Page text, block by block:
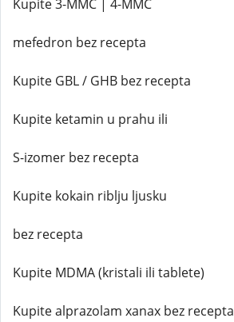
Kupite 3-MMC | 4-MMC
mefedron bez recepta
Kupite GBL / GHB bez recepta
Kupite ketamin u prahu ili
S-izomer bez recepta
Kupite kokain riblju ljusku
bez recepta
Kupite MDMA (kristali ili tablete)
Kupite alprazolam xanax bez recepta